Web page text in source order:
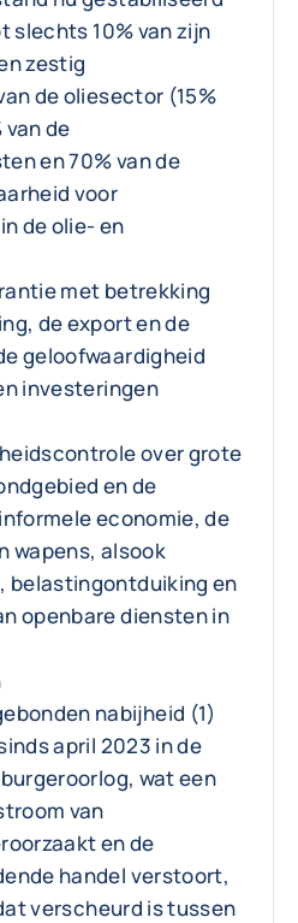
slechts 10% van zijn
zestig
de oliesector (15%
van de
en 70% van de
voor
de olie- en
met betrekking
de export en de
geloofwaardigheid
investeringen
over grote
en de
economie, de
wapens, alsook
belastingontduiking en
openbare diensten in
nabijheid (1)
april 2023 in de
wat een
van
en de
handel verstoort,
verscheurd is tussen